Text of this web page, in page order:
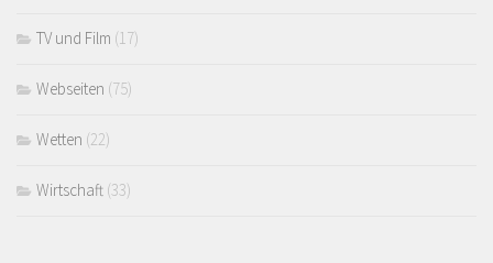
TV und Film (17)
Webseiten (75)
Wetten (22)
Wirtschaft (33)